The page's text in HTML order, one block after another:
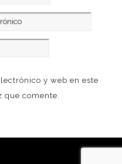
y web en este
que comente.